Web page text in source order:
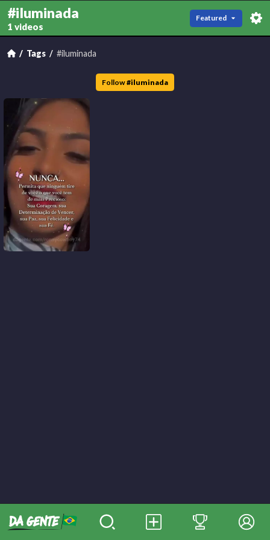
#iluminada
1 videos
Featured
Tags #iluminada
Follow #iluminada